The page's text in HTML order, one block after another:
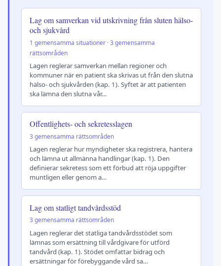
Lag om samverkan vid utskrivning från sluten hälso-
och sjukvård
1 gemensamma situationer · 3 gemensamma
rättsområden
Lagen reglerar samverkan mellan regioner och
kommuner när en patient ska skrivas ut från den slutna
hälso- och sjukvården (kap. 1). Syftet är att patienten
ska lämna den slutna vår…
Offentlighets- och sekretesslagen
3 gemensamma rättsområden
Lagen reglerar hur myndigheter ska registrera, hantera
och lämna ut allmänna handlingar (kap. 1). Den
definierar sekretess som ett förbud att röja uppgifter
muntligen eller genom a…
Lag om statligt tandvårdsstöd
3 gemensamma rättsområden
Lagen reglerar det statliga tandvårdsstödet som
lämnas som ersättning till vårdgivare för utförd
tandvård (kap. 1). Stödet omfattar bidrag och
ersättningar för förebyggande vård sa…